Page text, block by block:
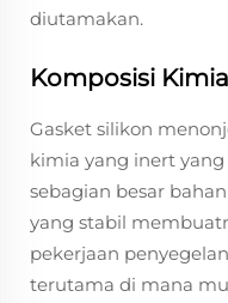
diutamakan.
Komposisi
Gasket silikon
kimia yang inert
sebagian besar
yang stabil
pekerjaan
terutama di mana